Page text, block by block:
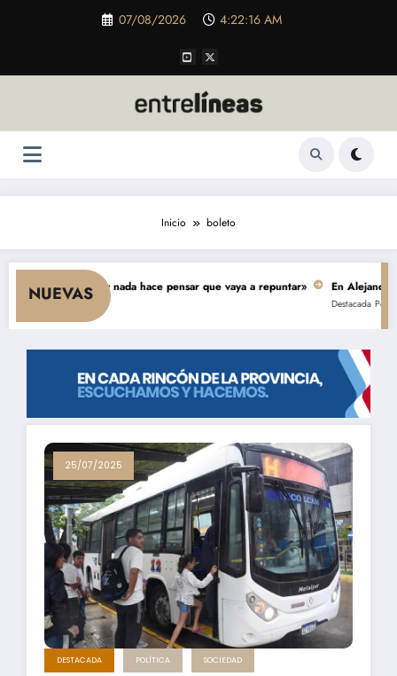
07/08/2026 4:22:16 AM
Inicio boleto
NUEVAS
el consumo y nada hace pensar que vaya a repuntar» En Alejandro,
Destacada Política
25/07/2025
DESTACADA POLÍTICA SOCIEDAD